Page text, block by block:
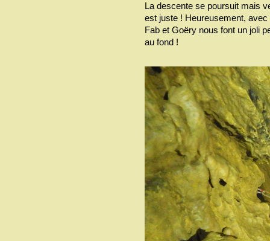
La descente se poursuit mais
est juste ! Heureusement, avec
Fab et Goëry nous font un joli
au fond !